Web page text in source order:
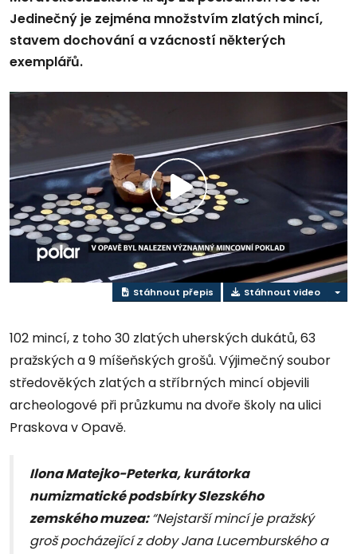
Jedinečný je zejména množstvím zlatých mincí,
stavem dochování a vzácností některých
exemplářů.
Přehrát
video
Stáhnout přepis Stáhnout video
102 mincí, z toho 30 zlatých uherských dukátů, 63
pražských a 9 míšeňských grošů. Výjimečný soubor
středověkých zlatých a stříbrných mincí objevili
archeologové při průzkumu na dvoře školy na ulici
Praskova v Opavě.
Ilona Matejko-Peterka, kurátorka
numizmatické podsbírky Slezského
zemského muzea:“Nejstarší mincí je pražský
groš pocházející z doby Jana Lucemburského a